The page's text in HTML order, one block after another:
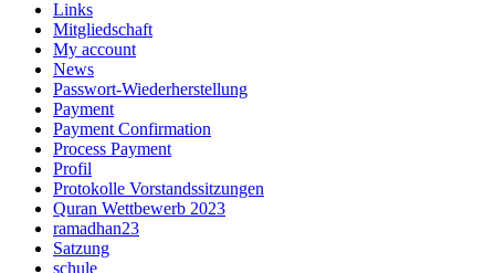
Links
Mitgliedschaft
My account
News
Passwort-Wiederherstellung
Payment
Payment Confirmation
Process Payment
Profil
Protokolle Vorstandssitzungen
Quran Wettbewerb 2023
ramadhan23
Satzung
schule